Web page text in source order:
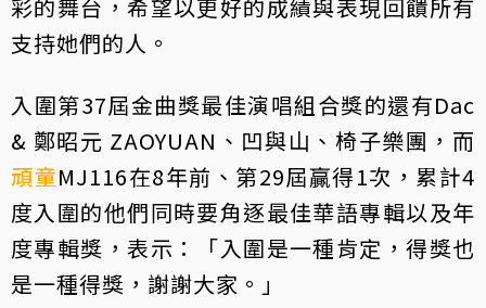
彩的舞台，希望以更好的成績與表現回饋所有
支持她們的人。
入圍第37屆金曲獎最佳演唱組合獎的還有Dac
& 鄭昭元 ZAOYUAN、凹與山、椅子樂團，而
頑童MJ116在8年前、第29屆贏得1次，累計4
度入圍的他們同時要角逐最佳華語專輯以及年
度專輯獎，表示：「入圍是一種肯定，得獎也
是一種得獎，謝謝大家。」